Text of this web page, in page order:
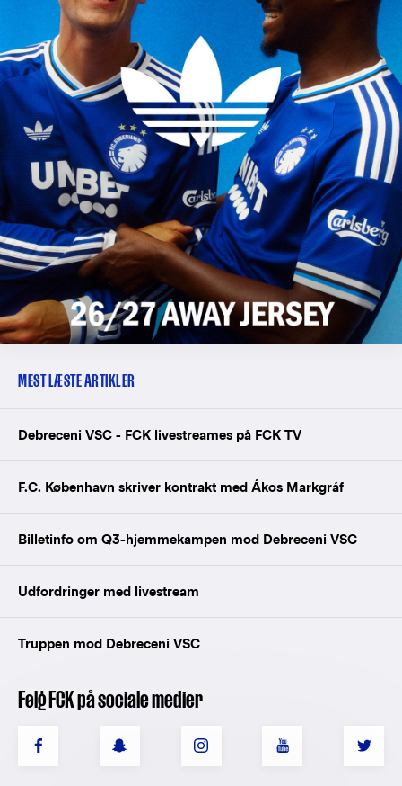
MEST LÆSTE ARTIKLER
Debreceni VSC - FCK livestreames på FCK TV
F.C. København skriver kontrakt med Ákos Markgráf
Billetinfo om Q3-hjemmekampen mod Debreceni VSC
Udfordringer med livestream
Truppen mod Debreceni VSC
Følg FCK på sociale medier